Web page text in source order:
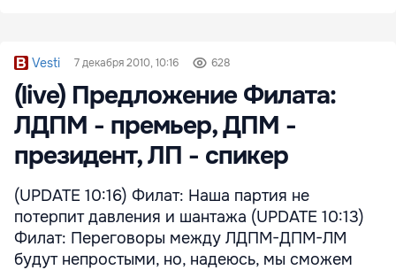
Vesti 7 декабря 2010, 10:16 628
(live) Предложение Филата:
ЛДПМ - премьер, ДПМ -
президент, ЛП - спикер
(UPDATE 10:16) Филат: Наша партия не
потерпит давления и шантажа (UPDATE 10:13)
Филат: Переговоры между ЛДПМ-ДПМ-ЛМ
будут непростыми, но, надеюсь, мы сможем